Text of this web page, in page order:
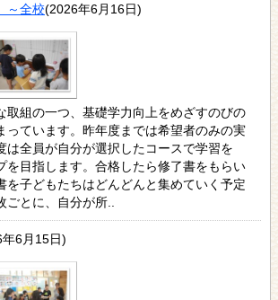
～全校(2026年6月16日)
取組の一つ、基礎学力向上をめざすのびの
っています。昨年度までは希望者のみの実
は全員が自分が選択したコースで学習を
を目指します。合格したら修了書をもらい
を子どもたちはどんどんと集めていく予定
ごとに、自分が所..
6月15日)